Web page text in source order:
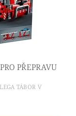
PŘEPRAVU
TÁBOR V